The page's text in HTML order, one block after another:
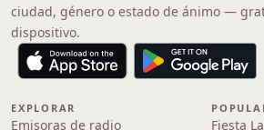
ciudad, género o estado de ánimo —
dispositivo.
EXPLORAR
Emisoras de radio Fiesta